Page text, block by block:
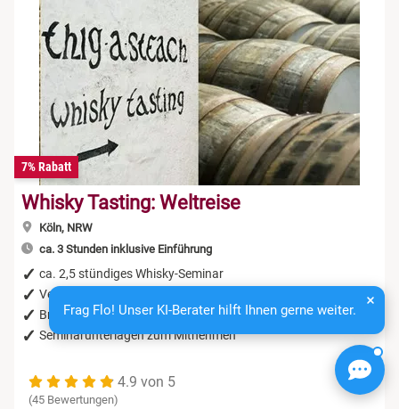
7% Rabatt
Whisky Tasting: Weltreise
Köln, NRW
ca. 3 Stunden inklusive Einführung
ca. 2,5 stündiges Whisky-Seminar
Verkostung von 6 exquisiten Whiskys
Brot & Wasser zum Neutralisieren
Seminarunterlagen zum Mitnehmen
4.9 von 5
(45 Bewertungen)
Frag Flo! Unser KI-Berater hilft Ihnen gerne weiter.